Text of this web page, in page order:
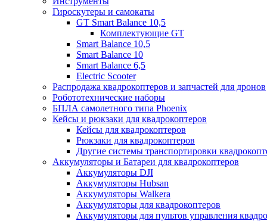
Гироскутеры и самокаты
GT Smart Balance 10,5
Комплектующие GT
Smart Balance 10,5
Smart Balance 10
Smart Balance 6,5
Electric Scooter
Распродажа квадрокоптеров и запчастей для дронов
Робототехнические наборы
БПЛА самолетного типа Phoenix
Кейсы и рюкзаки для квадрокоптеров
Кейсы для квадрокоптеров
Рюкзаки для квадрокоптеров
Другие системы транспортировки
Аккумуляторы и Батареи для квадрокоптеров
Аккумуляторы DJI
Аккумуляторы Hubsan
Аккумуляторы Walkera
Аккумуляторы для квадрокоптеров
Аккумуляторы для пультов управления